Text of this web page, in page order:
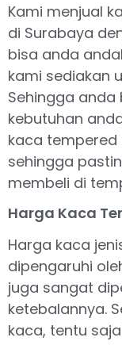
Kami menjual
di Surabaya
bisa anda
kami sediakan
Sehingga anda
kebutuhan
kaca tempered
sehingga
membeli di
Harga Kaca
Harga kaca
dipengaruhi
juga sangat
ketebalannya.
kaca, tentu